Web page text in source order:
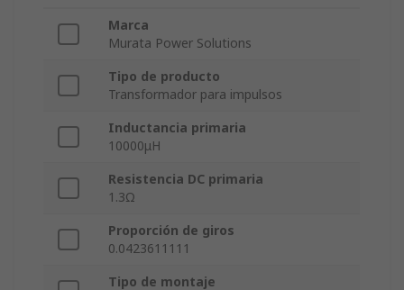
Marca
Murata Power Solutions
Tipo de producto
Transformador para impulsos
Inductancia primaria
10000μH
Resistencia DC primaria
1.3Ω
Proporción de giros
0.0423611111
Tipo de montaje